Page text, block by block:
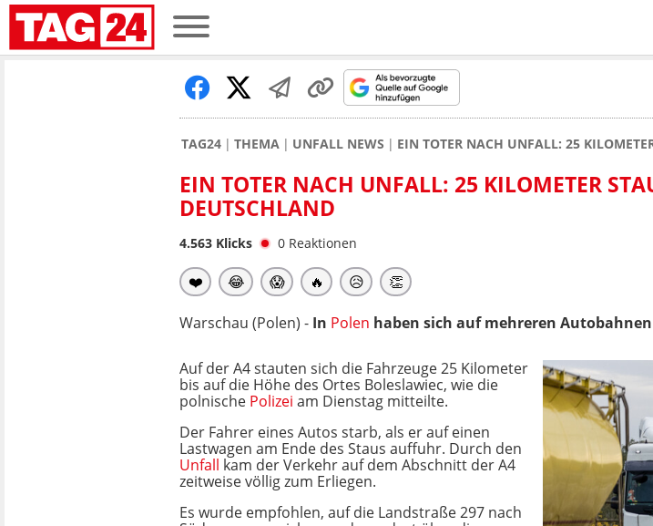
TAG24 THEMA UNFALL NEWS EIN TOTER NACH UNFALL: 25
EIN TOTER NACH UNFALL: 25 KILOMETER
DEUTSCHLAND
4.563 Klicks 0 Reaktionen
❤️ 😂 😱 🔥 😥 👏
Warschau (Polen) - In Polen haben sich auf mehreren
Auf der A4 stauten sich die Fahrzeuge 25 Kilometer
bis auf die Höhe des Ortes Boleslawiec, wie die
polnische Polizei am Dienstag mitteilte.
Der Fahrer eines Autos starb, als er auf einen
Lastwagen am Ende des Staus auffuhr. Durch den
Unfall kam der Verkehr auf dem Abschnitt der A4
zeitweise völlig zum Erliegen.
Es wurde empfohlen, auf die Landstraße 297 nach